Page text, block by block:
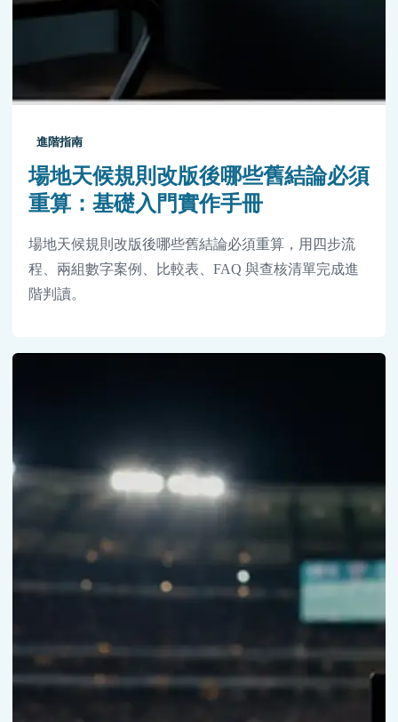
進階指南
場地天候規則改版後哪些舊結論必須
重算：基礎入門實作手冊
場地天候規則改版後哪些舊結論必須重算，用四步流
程、兩組數字案例、比較表、FAQ 與查核清單完成進
階判讀。